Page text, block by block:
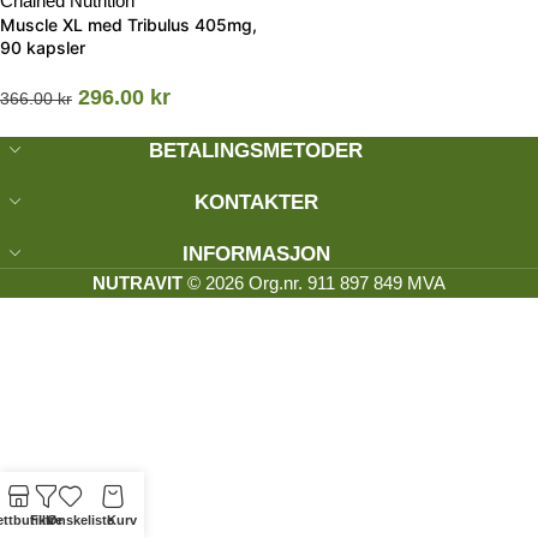
Muscle XL med Tribulus 405mg,
90 kapsler
366.00kr 296.00 kr
BETALINGSMETODER
KONTAKTER
INFORMASJON
NUTRAVIT © 2026 Org.nr. 911 897 849 MVA
FiltreØnskelisteKurv